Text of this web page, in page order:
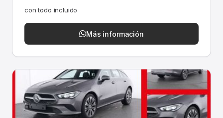
con todo incluido
Más información